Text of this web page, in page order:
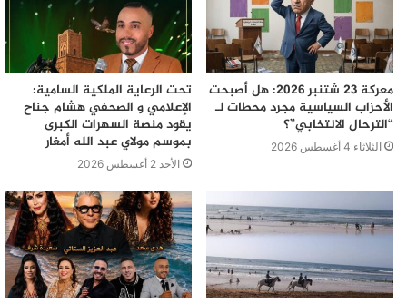
معركة 23 شتنبر 2026: هل أصبحت
الأحزاب السياسية مجرد محطات لـ
“الترحال الانتخابي”؟
الثلاثاء 4 أغسطس 2026
تحت الرعاية الملكية السامية:
الإعلامي و الصحفي هشام جناح
يقود منصة السهرات الكبرى
بموسم مولاي عبد الله أمغار
الأحد 2 أغسطس 2026